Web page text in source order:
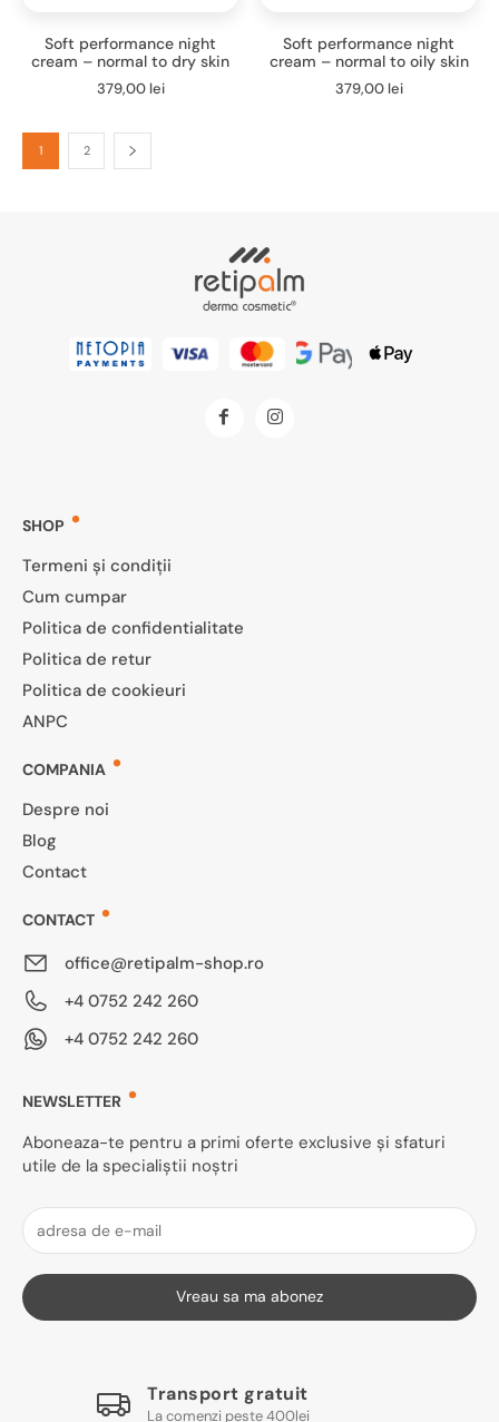
Soft performance night
cream – normal to dry skin
379,00 lei
Soft performance night
cream – normal to oily skin
379,00 lei
1 2
SHOP
Termeni și condiții
Cum cumpar
Politica de confidentialitate
Politica de retur
Politica de cookieuri
ANPC
COMPANIA
Despre noi
Blog
Contact
CONTACT
office@retipalm-shop.ro
+4 0752 242 260
+4 0752 242 260
NEWSLETTER
Aboneaza-te pentru a primi oferte exclusive și sfaturi
utile de la specialiștii noștri
Vreau sa ma abonez
Transport gratuit
La comenzi peste 400lei